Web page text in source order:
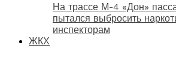
На трассе М-4 «Дон»
пытался выбросить
инспекторам
ЖКХ